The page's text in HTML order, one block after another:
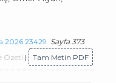
Sayfa 373
Özeti | Tam Metin PDF